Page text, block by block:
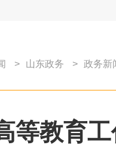
> 山东政务 > 政务新
等教育